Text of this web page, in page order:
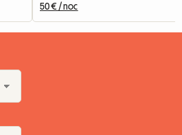
50 € / noc